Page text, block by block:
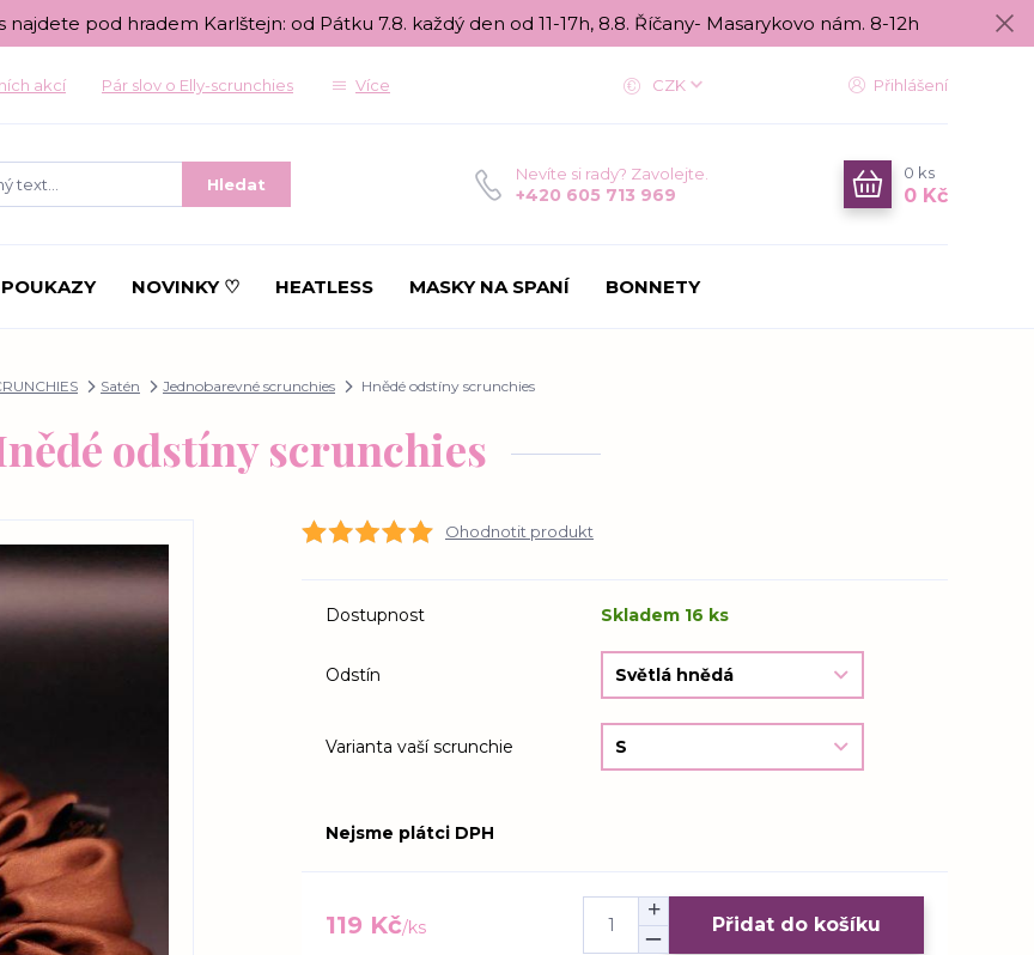
pod hradem Karlštejn: od Pátku 7.8. každý den od 11-17h, 8.8. Říčany- Masarykovo nám. 8-12h
akcí Pár slov o Elly-scrunchies Více CZK Přihlášení
Hledat
Nevíte si rady? Zavolejte.
+420 605 713 969
0 ks
0 Kč
NOVINKY ♡ HEATLESS MASKY NA SPANÍ BONNETY
Satén Jednobarevné scrunchies Hnědé odstíny scrunchies
odstíny scrunchies
Ohodnotit produkt
Dostupnost Skladem 16 ks
Odstín
Varianta vaší scrunchie
Nejsme plátci DPH
119 Kč/ks Přidat do košíku